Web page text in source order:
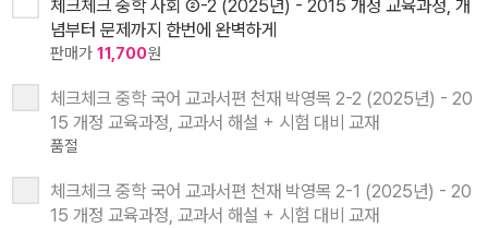
체크체크 중학 사회 ②-2 (2025년) - 2015 개정 교육과정, 개
념부터 문제까지 한번에 완벽하게
판매가 11,700원
체크체크 중학 국어 교과서편 천재 박영목 2-2 (2025년) - 20
15 개정 교육과정, 교과서 해설 + 시험 대비 교재
품절
체크체크 중학 국어 교과서편 천재 박영목 2-1 (2025년) - 20
15 개정 교육과정, 교과서 해설 + 시험 대비 교재